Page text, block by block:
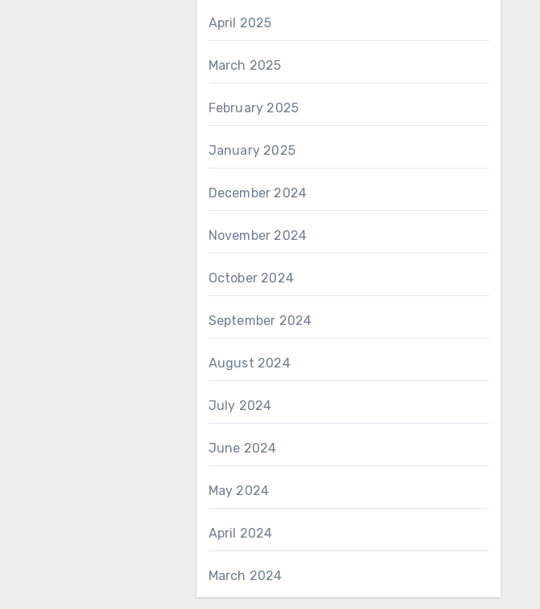
April 2025
March 2025
February 2025
January 2025
December 2024
November 2024
October 2024
September 2024
August 2024
July 2024
June 2024
May 2024
April 2024
March 2024